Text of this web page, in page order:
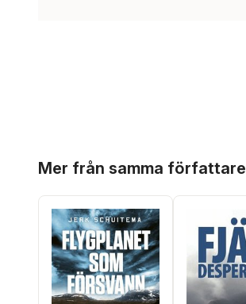
Mer från samma författare